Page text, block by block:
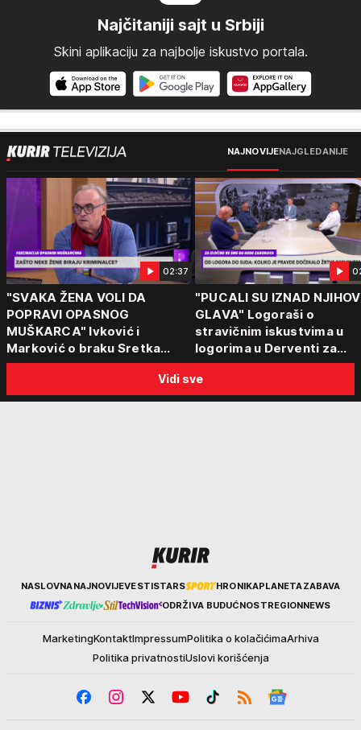
Najčitaniji sajt u Srbiji
Skini aplikaciju za najbolje iskustvo portala.
NAJNOVIJENAJGLEDANIJE
02:37
"SVAKA ŽENA VOLI DA
POPRAVI OPASNOG
MUŠKARCA" Ivković i
Marković o braku Sretka
Kalinića i fenomenu žena koje
biraju kriminalce: "Neće sa
nekim ko nema para"
"PUCALI SU IZNAD
GLAVA" Logoraši o
stravičnim iskustvima u
logorima u Derventi za
emisiju "Puls Srbije
"Tada je počela velika
tortura..."
Vidi sve
KurirNASLOVNANAJNOVIJEVESTISTARS HRONIKAPLANETAZABAVA
ODRŽIVA BUDUĆNOSTREGIONNEWS
MarketingKontaktImpressumPolitika o kolačićimaArhiva
Politika privatnostiUslovi korišćenja